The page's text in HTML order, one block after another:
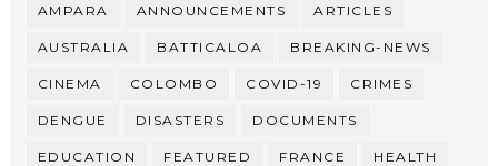
AMPARA ANNOUNCEMENTS ARTICLES
AUSTRALIA BATTICALOA BREAKING-NEWS
CINEMA COLOMBO COVID-19 CRIMES
DENGUE DISASTERS DOCUMENTS
EDUCATION FEATURED FRANCE HEALTH